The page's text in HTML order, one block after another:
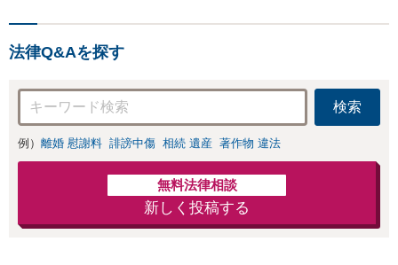
法律Q&Aを探す
検索
例） 離婚 慰謝料 誹謗中傷 相続 遺産 著作物 違法
無料法律相談
新しく投稿する